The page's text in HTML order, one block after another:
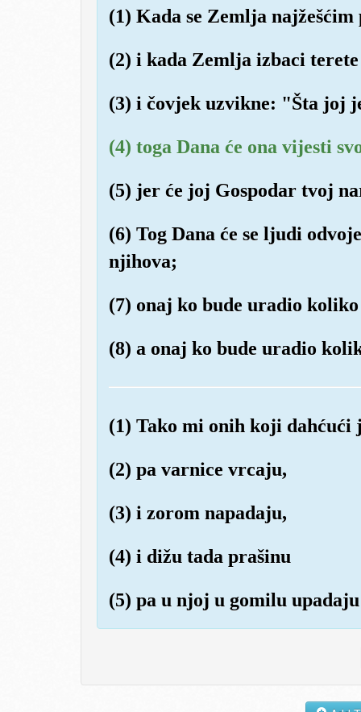
(1) Kada se Zemlja
(2) i kada Zemlja izbaci terete
(3) i čovjek uzvikne: "Šta joj
(4) toga Dana će ona vijesti
(5) jer će joj Gospodar tvoj
(6) Tog Dana će se ljudi
njihova;
(7) onaj ko bude uradio
(8) a onaj ko bude uradio
(1) Tako mi onih koji dahćući
(2) pa varnice vrcaju,
(3) i zorom napadaju,
(4) i dižu tada prašinu
(5) pa u njoj u gomilu